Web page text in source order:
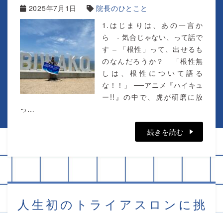
2025年7月1日
院長のひとこと
1.はじまりは、あの一言か
ら - 気合じゃない、って話で
す – 「根性」って、出せるも
のなんだろうか？ 「根性無
しは、根性について語る
な！！」 ──アニメ『ハイキュ
ー!!』の中で、虎が研磨に放
っ…
続きを読む
人生初のトライアスロンに挑